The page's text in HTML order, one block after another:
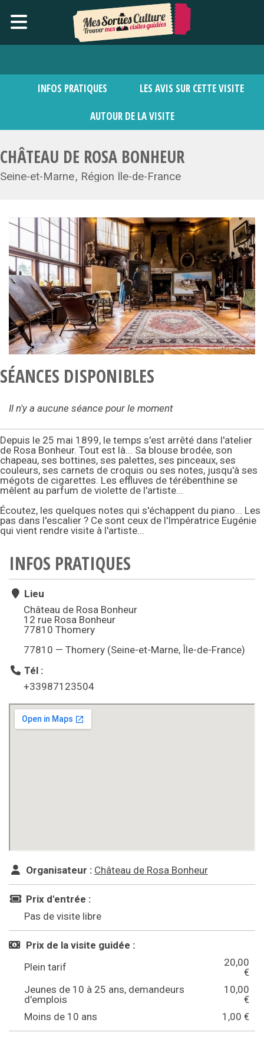
INFOS PRATIQUES LES AVIS SUR CETTE VISITE
AUTOUR DE LA VISITE
CHÂTEAU DE ROSA BONHEUR
Seine-et-Marne Région Île-de-France
SÉANCES DISPONIBLES
Il n'y a aucune séance pour le moment
Depuis le 25 mai 1899, le temps s'est arrêté dans l'atelier
de Rosa Bonheur. Tout est là... Sa blouse brodée, son
chapeau, ses bottines, ses palettes, ses pinceaux, ses
couleurs, ses carnets de croquis ou ses notes, jusqu'à ses
mégots de cigarettes. Les effluves de térébenthine se
mêlent au parfum de violette de l'artiste...
Écoutez, les quelques notes qui s'échappent du piano... Les
pas dans l'escalier ? Ce sont ceux de l'Impératrice Eugénie
qui vient rendre visite à l'artiste...
INFOS PRATIQUES
Lieu
Château de Rosa Bonheur
12 rue Rosa Bonheur
77810 Thomery
77810 — Thomery (Seine-et-Marne, Île-de-France)
Tél :
+33987123504
Organisateur : Château de Rosa Bonheur
Prix d'entrée :
Pas de visite libre
Prix de la visite guidée :
Plein tarif
20,00
€
Jeunes de 10 à 25 ans, demandeurs
d'emplois
10,00
€
Moins de 10 ans
1,00 €